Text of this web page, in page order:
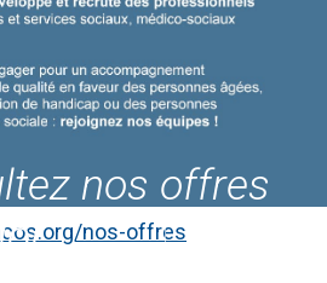
nos-offres
nos offres
du COS